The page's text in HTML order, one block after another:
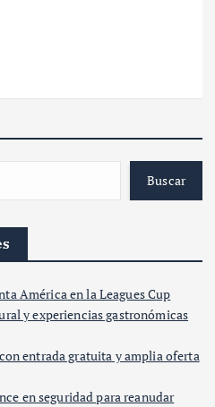
Buscar
América en la Leagues Cup
y experiencias gastronómicas
entrada gratuita y amplia oferta
en seguridad para reanudar